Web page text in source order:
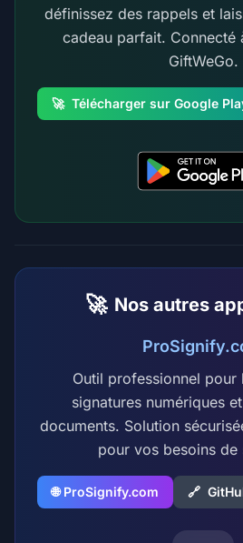
définissez des rappels et
cadeau parfait. Connecté
GiftWeGo.
🚀 Télécharger sur Google
🚀 Nos autres
Outil professionnel pour
signatures numériques
documents. Solution
pour vos besoins de
🌐 ProSignify.com 🔗